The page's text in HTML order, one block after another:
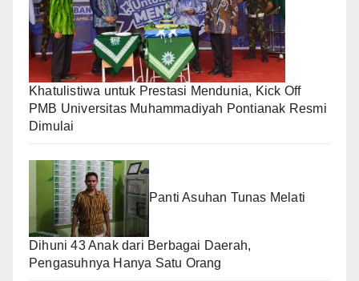
Khatulistiwa untuk Prestasi Mendunia, Kick Off
PMB Universitas Muhammadiyah Pontianak Resmi
Dimulai
Panti Asuhan Tunas Melati
Dihuni 43 Anak dari Berbagai Daerah,
Pengasuhnya Hanya Satu Orang